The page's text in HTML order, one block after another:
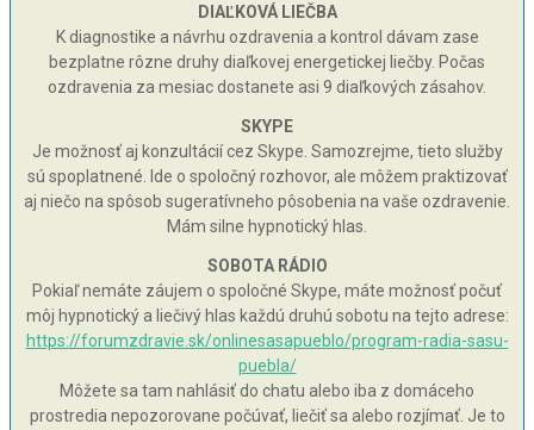
DIAĽKOVÁ LIEČBA
K diagnostike a návrhu ozdravenia a kontrol dávam zase
bezplatne rôzne druhy diaľkovej energetickej liečby. Počas
ozdravenia za mesiac dostanete asi 9 diaľkových zásahov.
SKYPE
Je možnosť aj konzultácií cez Skype. Samozrejme, tieto služby
sú spoplatnené. Ide o spoločný rozhovor, ale môžem praktizovať
aj niečo na spôsob sugeratívneho pôsobenia na vaše ozdravenie.
Mám silne hypnotický hlas.
SOBOTA RÁDIO
Pokiaľ nemáte záujem o spoločné Skype, máte možnosť počuť
môj hypnotický a liečivý hlas každú druhú sobotu na tejto adrese:
https://forumzdravie.sk/onlinesasapueblo/program-radia-sasu-
puebla/
Môžete sa tam nahlásiť do chatu alebo iba z domáceho
prostredia nepozorovane počúvať, liečiť sa alebo rozjímať. Je to